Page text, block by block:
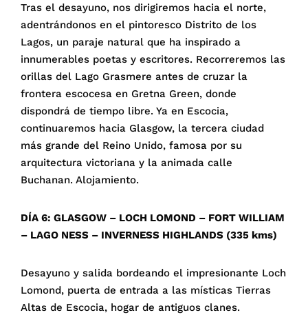
Tras el desayuno, nos dirigiremos hacia el norte,
adentrándonos en el pintoresco Distrito de los
Lagos, un paraje natural que ha inspirado a
innumerables poetas y escritores. Recorreremos las
orillas del Lago Grasmere antes de cruzar la
frontera escocesa en Gretna Green, donde
dispondrá de tiempo libre. Ya en Escocia,
continuaremos hacia Glasgow, la tercera ciudad
más grande del Reino Unido, famosa por su
arquitectura victoriana y la animada calle
Buchanan. Alojamiento.
DÍA 6: GLASGOW – LOCH LOMOND – FORT WILLIAM
– LAGO NESS – INVERNESS HIGHLANDS (335 kms)
Desayuno y salida bordeando el impresionante Loch
Lomond, puerta de entrada a las místicas Tierras
Altas de Escocia, hogar de antiguos clanes.